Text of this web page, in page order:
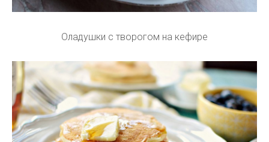
Оладушки с творогом на кефире